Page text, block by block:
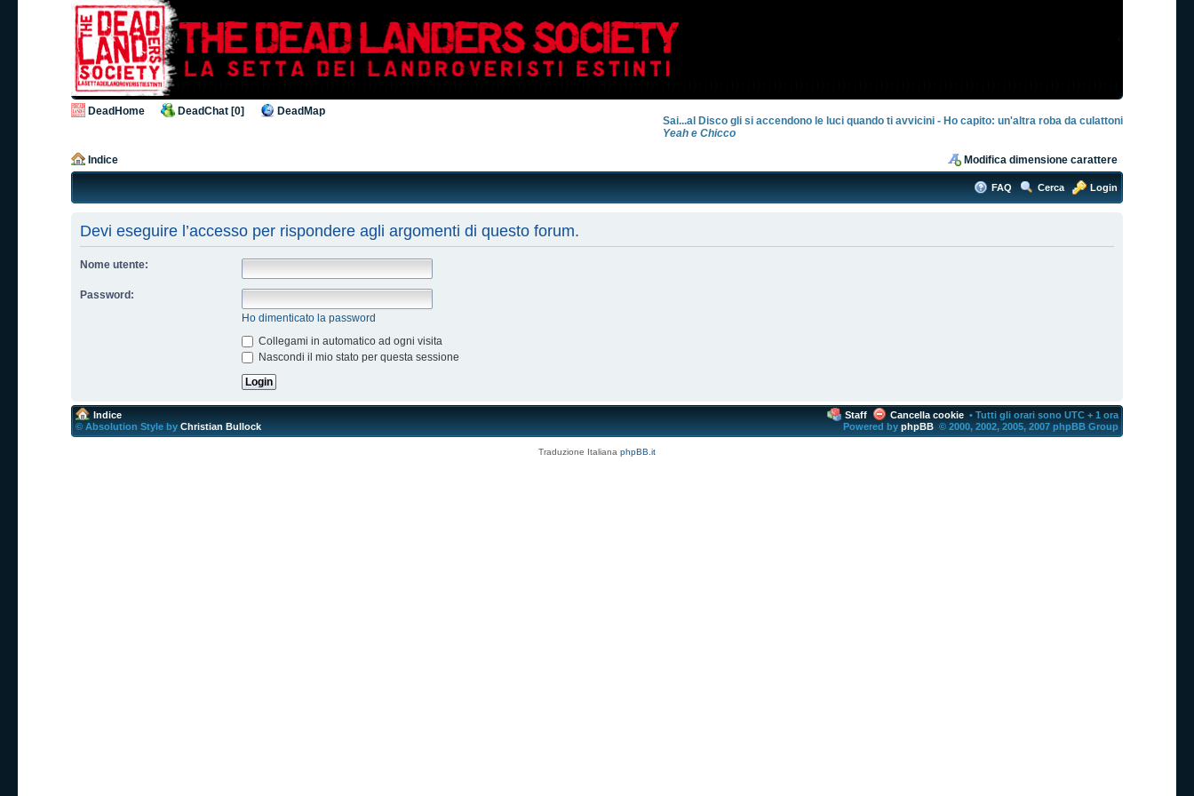
DeadHome DeadChat [0] DeadMap
Sai...al Disco gli si accendono le luci quando ti avvicini - Ho capito: un'altra roba da culattoni
Yeah e Chicco
Indice Modifica dimensione carattere
FAQ Cerca Login
Devi eseguire l’accesso per rispondere agli argomenti di questo forum.
Nome utente:
Password:
Ho dimenticato la password
Collegami in automatico ad ogni visita
Nascondi il mio stato per questa sessione
Indice
© Absolution Style by Christian Bullock
Staff Cancella cookie • Tutti gli orari sono UTC + 1 ora
Powered by phpBB © 2000, 2002, 2005, 2007 phpBB Group
Traduzione Italiana phpBB.it